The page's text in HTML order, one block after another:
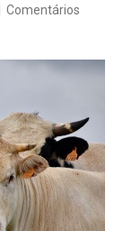
Comentários